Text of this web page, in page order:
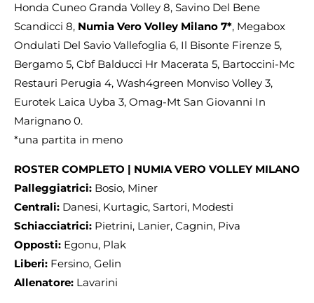
Honda Cuneo Granda Volley 8, Savino Del Bene
Scandicci 8, Numia Vero Volley Milano 7*, Megabox
Ondulati Del Savio Vallefoglia 6, Il Bisonte Firenze 5,
Bergamo 5, Cbf Balducci Hr Macerata 5, Bartoccini-Mc
Restauri Perugia 4, Wash4green Monviso Volley 3,
Eurotek Laica Uyba 3, Omag-Mt San Giovanni In
Marignano 0.
*una partita in meno
ROSTER COMPLETO | NUMIA VERO VOLLEY MILANO
Palleggiatrici: Bosio, Miner
Centrali: Danesi, Kurtagic, Sartori, Modesti
Schiacciatrici: Pietrini, Lanier, Cagnin, Piva
Opposti: Egonu, Plak
Liberi: Fersino, Gelin
Allenatore: Lavarini